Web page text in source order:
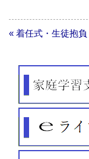
« 着任式・生徒抱